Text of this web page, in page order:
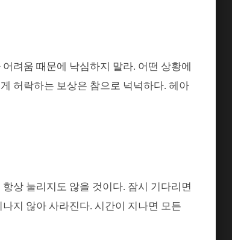
려움 때문에 낙심하지 말라. 어떤 상황에
허락하는 보상은 참으로 넉넉하다. 헤아
항상 눌리지도 않을 것이다. 잠시 기다리면
지 않아 사라진다. 시간이 지나면 모든